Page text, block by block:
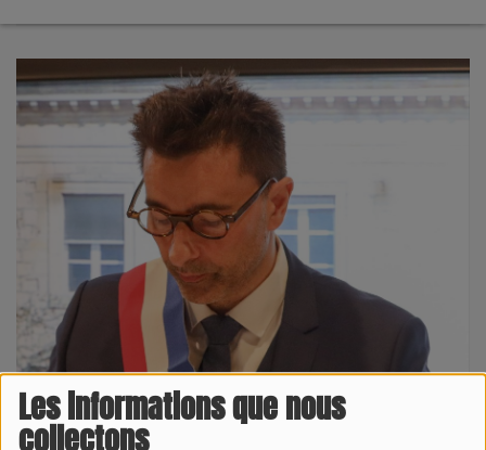
Les informations que nous
collectons